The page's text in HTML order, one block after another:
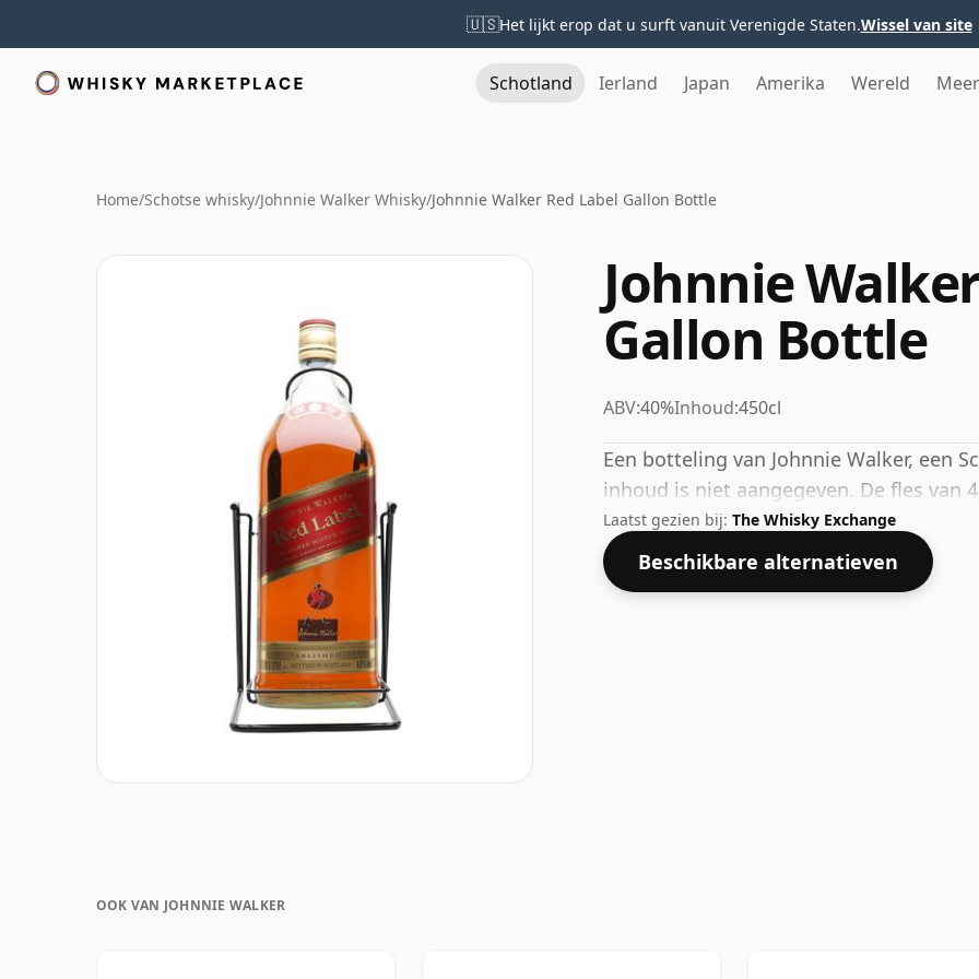
🇺🇸Het lijkt erop dat u surft vanuit Verenigde Staten.Wissel van site
Schotland Ierland Japan Amerika Wereld Meer
Home/Schotse whisky/Johnnie Walker Whisky/Johnnie Walker Red Label Gallon Bottle
Johnnie
Gallon Bottle
ABV:40%Inhoud:450cl
Een botteling van Johnnie Walker, een
inhoud is niet aangegeven. De fles van
Laatst gezien bij: The Whisky Exchange
Beschikbare alternatieven
OOK VAN JOHNNIE WALKER